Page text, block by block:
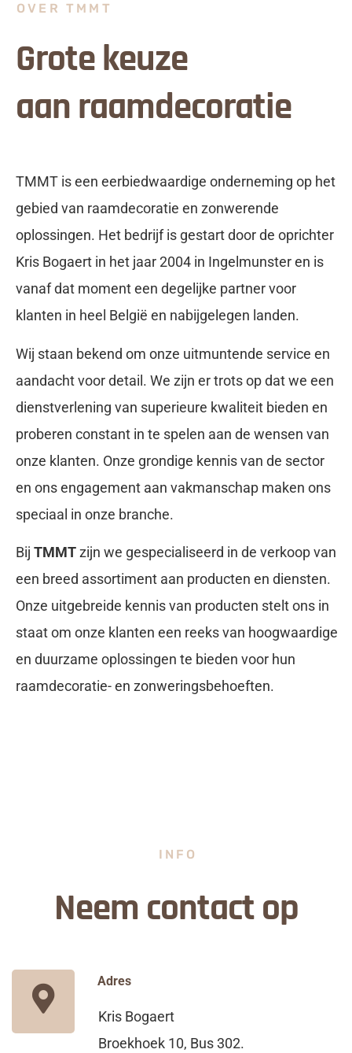
OVER TMMT
Grote keuze
aan raamdecoratie
TMMT is een eerbiedwaardige onderneming op het
gebied van raamdecoratie en zonwerende
oplossingen. Het bedrijf is gestart door de oprichter
Kris Bogaert in het jaar 2004 in Ingelmunster en is
vanaf dat moment een degelijke partner voor
klanten in heel België en nabijgelegen landen.
Wij staan bekend om onze uitmuntende service en
aandacht voor detail. We zijn er trots op dat we een
dienstverlening van superieure kwaliteit bieden en
proberen constant in te spelen aan de wensen van
onze klanten. Onze grondige kennis van de sector
en ons engagement aan vakmanschap maken ons
speciaal in onze branche.
Bij TMMTzijn we gespecialiseerd in de verkoop van
een breed assortiment aan producten en diensten.
Onze uitgebreide kennis van producten stelt ons in
staat om onze klanten een reeks van hoogwaardige
en duurzame oplossingen te bieden voor hun
raamdecoratie- en zonweringsbehoeften.
INFO
Neem contact op
Adres
Kris Bogaert
Broekhoek 10, Bus 302.